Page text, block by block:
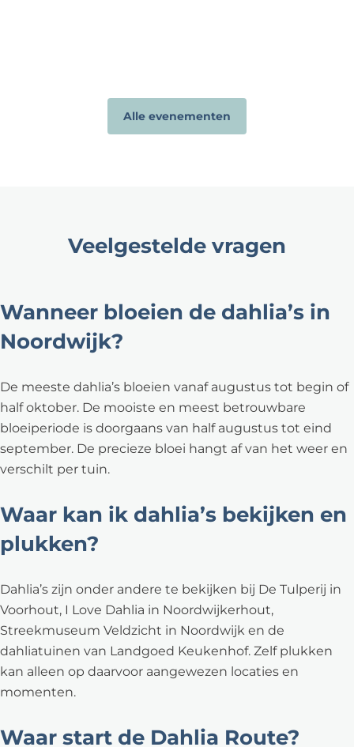
Alle evenementen
Veelgestelde vragen
Wanneer bloeien de dahlia’s in
Noordwijk?
De meeste dahlia’s bloeien vanaf augustus tot begin of
half oktober. De mooiste en meest betrouwbare
bloeiperiode is doorgaans van half augustus tot eind
september. De precieze bloei hangt af van het weer en
verschilt per tuin.
Waar kan ik dahlia’s bekijken en
plukken?
Dahlia’s zijn onder andere te bekijken bij De Tulperij in
Voorhout, I Love Dahlia in Noordwijkerhout,
Streekmuseum Veldzicht in Noordwijk en de
dahliatuinen van Landgoed Keukenhof. Zelf plukken
kan alleen op daarvoor aangewezen locaties en
momenten.
Waar start de Dahlia Route?